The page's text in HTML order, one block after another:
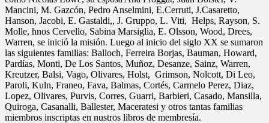
Mancini, M. Gazcón, Pedro Anselmini, E.Cerruti, J.Casaretto,
Hanson, Jacobi, E. Gastaldi,, J. Gruppo, L. Viti, Helps, Rayson, S.
Molle, hnos Cervello, Sabina Marsiglia, E. Olsson, Wood, Drees,
Warren, se inició la misión. Luego al inicio del siglo XX se sumaron
las siguientes familias: Balloch, Ferreira Borjas, Bauman, Howard,
Pardías, Monti, De Los Santos, Muñoz, Desanze, Sainz, Warren,
Kreutzer, Balsi, Vago, Olivares, Holst, Grimson, Nolcott, Di Leo,
Paroli, Kuln, Franeo, Fava, Balmas, Cortés, Carmelo Perez, Diaz,
Lopez, Olivares, Purvis, Corres, Guarri, Barbieri, Casado, Mansilla,
Quiroga, Casanalli, Ballester, Maceratesi y otros tantas familias
miembros inscriptas en nustros libros de membresía.